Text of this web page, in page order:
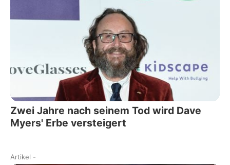
Zwei Jahre nach seinem Tod wird Dave
Myers' Erbe versteigert
Artikel -